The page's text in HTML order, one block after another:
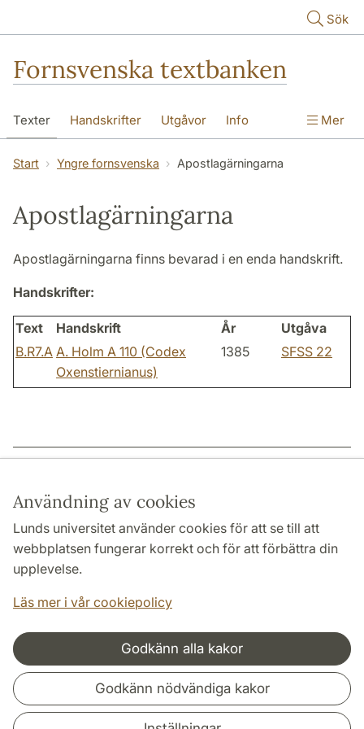
Användning av cookies
Lunds universitet använder cookies för att se till att
webbplatsen fungerar korrekt och för att förbättra din
upplevelse.
Läs mer i vår cookiepolicy
Godkänn alla kakor
Godkänn nödvändiga kakor
Sök
Fornsvenska textbanken
Texter Handskrifter Utgåvor Info Mer
Start Yngre fornsvenska Apostlagärningarna
Apostlagärningarna
Apostlagärningarna finns bevarad i en enda handskrift.
Handskrifter:
Text Handskrift År
Utgåva
B.R7.A A. Holm A 110 (Codex
Oxenstiernianus)
1385 SFSS 22
HUMANISTISKA OCH TEOLOGISKA FAKULTETERNA
INSTITUTIONER
Samarbeten och nätverk